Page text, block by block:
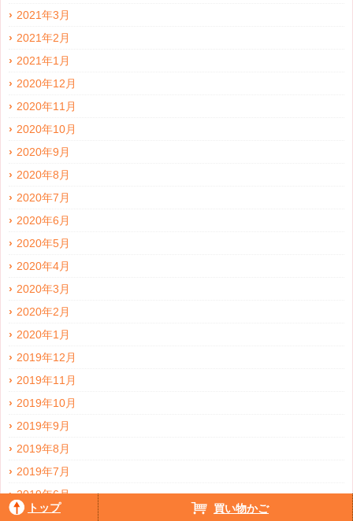
2021年3月
2021年2月
2021年1月
2020年12月
2020年11月
2020年10月
2020年9月
2020年8月
2020年7月
2020年6月
2020年5月
2020年4月
2020年3月
2020年2月
2020年1月
2019年12月
2019年11月
2019年10月
2019年9月
2019年8月
2019年7月
2019年6月
2019年5月
トップ 買い物かご